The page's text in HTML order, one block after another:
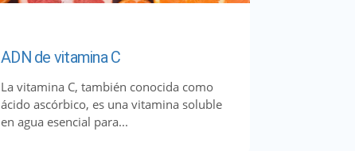
ADN de vitamina C
La vitamina C, también conocida como
ácido ascórbico, es una vitamina soluble
en agua esencial para...